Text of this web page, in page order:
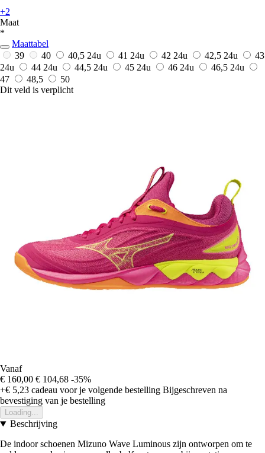
+2
Maat
*
Maattabel
39
40 40,5 24u 41 24u 42 24u 42,5 24u
43
24u
44 24u 44,5 24u 45 24u 46 24u 46,5 24u
47
48,5
50
Dit veld is verplicht
Vanaf
€ 160,00 € 104,68 -35%
+€ 5,23 cadeau voor je volgende bestelling Bijgeschreven na
bevestiging van je bestelling
Loading...
Beschrijving
De indoor schoenen Mizuno Wave Luminous zijn ontworpen om te